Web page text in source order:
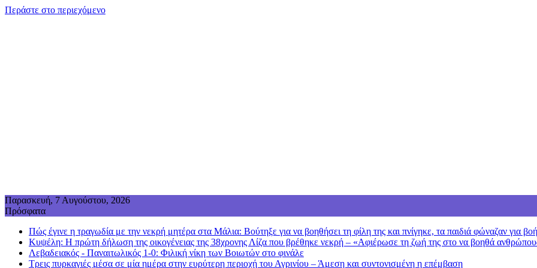
Περάστε στο περιεχόμενο
Παρασκευή, 7 Αυγούστου, 2026
Πρόσφατα
Πώς έγινε η τραγωδία με την νεκρή μητέρα στα Μάλια: Βούτηξε για να βοηθήσει τη φίλη της και πνίγηκε, τα παιδιά φώναζαν για
Κυψέλη: Η πρώτη δήλωση της οικογένειας της 38χρονης Λίζα που βρέθηκε νεκρή – «Αφιέρωσε τη ζωή της στο να βοηθά
Λεβαδειακός - Παναιτωλικός 1-0: Φιλική νίκη των Βοιωτών στο φινάλε
Τρεις πυρκαγιές μέσα σε μία ημέρα στην ευρύτερη περιοχή του Αγρινίου – Άμεση και συντονισμένη η επέμβαση